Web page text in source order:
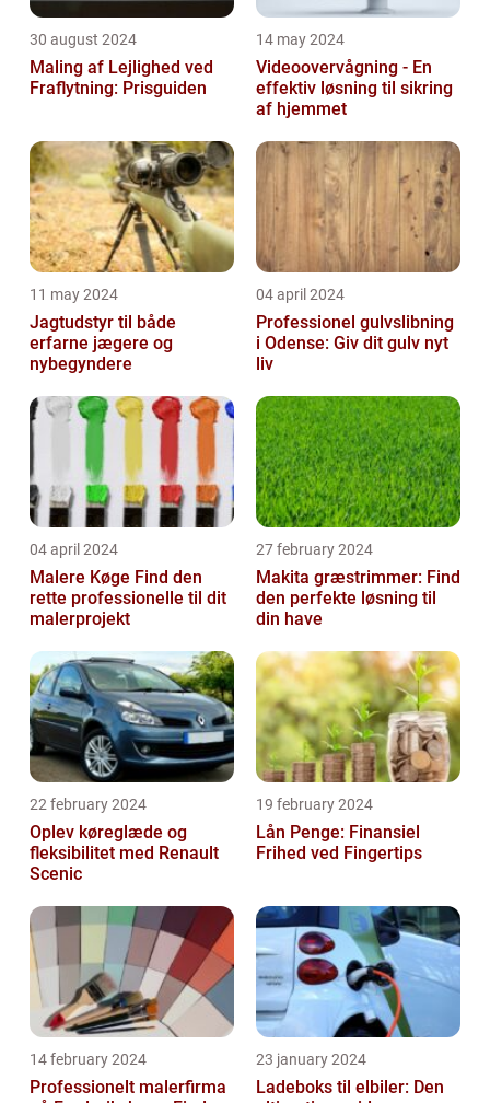
30 august 2024
Maling af Lejlighed ved
Fraflytning: Prisguiden
14 may 2024
Videoovervågning - En
effektiv løsning til sikring
af hjemmet
11 may 2024
Jagtudstyr til både
erfarne jægere og
nybegyndere
04 april 2024
Professionel gulvslibning
i Odense: Giv dit gulv nyt
liv
04 april 2024
Malere Køge Find den
rette professionelle til dit
malerprojekt
27 february 2024
Makita græstrimmer: Find
den perfekte løsning til
din have
22 february 2024
Oplev køreglæde og
fleksibilitet med Renault
Scenic
19 february 2024
Lån Penge: Finansiel
Frihed ved Fingertips
14 february 2024
Professionelt malerfirma
23 january 2024
Ladeboks til elbiler: Den